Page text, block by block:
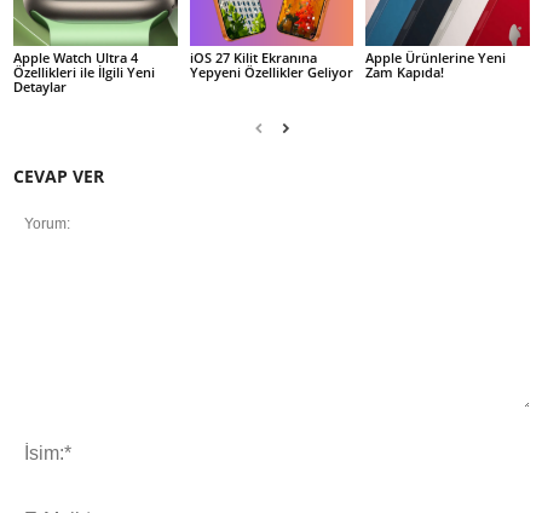
Apple Watch Ultra 4
Özellikleri ile İlgili Yeni
Detaylar
iOS 27 Kilit Ekranına
Yepyeni Özellikler Geliyor
Apple Ürünlerine Yeni
Zam Kapıda!
CEVAP VER